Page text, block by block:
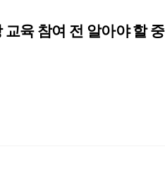
교육 참여 전 알아야 할